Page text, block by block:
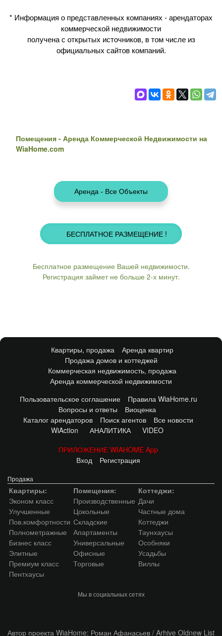
* Информация о представленных компаниях - арендаторах
коммерческой недвижимости
получена с открытых источников, в том числе из
официальных сайтов компаний.
Помещения - Аренда Коммерческой Недвижимости на
WiaHome.com
БЕСПЛАТНОЕ РАЗМЕЩЕНИЕ !
Бесплатное размещение Вашей недвижимости.
Регистрация займет не больше 2-х минут.
Квартиры, продажа
Аренда квартир
Продажа домов и коттеджей
Коммерческая недвижимость, продажа
Аренда коммерческой недвижимости
Пользовательское соглашение
Правила WiaHome.ru
Вопросы и ответы
Виоценка
Каталог арендаторов
Поиск агентов
Все новости
WiAction
АНАЛИТИКА
VIDEO
ПРИЛОЖЕНИЕ WIAHOME App
Вход
Регистрация
Продажа
Квартиры:
Эконом класс
Улучшенные
Пов.комфортности
Полнометражные
Бизнес класс
Элитные
Премиум класс
Пентхаусы
Помещения:
Производственные
Цокольные
Складские
Апартаменты
Универсальные
Офисные
Торговые
Коттеджи:
Дачи
Частные дома
Коттеджи
Таунхаусы
Особняки
Усадьбы
Виллы
Мы в социальных сетях
Автор проекта WiaHome: Роман Афанасьев / Arhive Oldnew List